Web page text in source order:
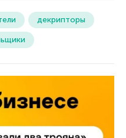
декрипторы